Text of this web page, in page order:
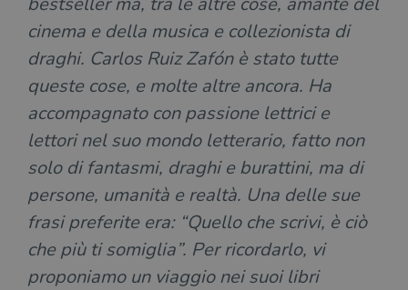
cinema e della musica e collezionista di
draghi. Carlos Ruiz Zafón è stato tutte
queste cose, e molte altre ancora. Ha
accompagnato con passione lettrici e
lettori nel suo mondo letterario, fatto non
solo di fantasmi, draghi e burattini, ma di
persone, umanità e realtà. Una delle sue
frasi preferite era: “Quello che scrivi, è ciò
che più ti somiglia”. Per ricordarlo, vi
proponiamo un viaggio nei suoi libri